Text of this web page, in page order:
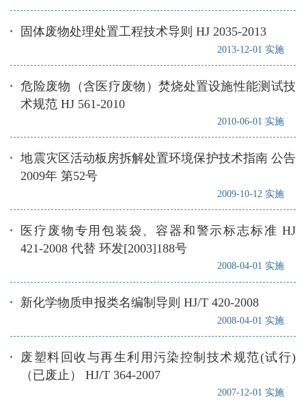
固体废物处理处置工程技术导则 HJ 2035-2013
2013-12-01 实施
危险废物（含医疗废物）焚烧处置设施性能测试技
术规范 HJ 561-2010
2010-06-01 实施
地震灾区活动板房拆解处置环境保护技术指南 公告
2009年 第52号
2009-10-12 实施
医疗废物专用包装袋、容器和警示标志标准 HJ
421-2008 代替 环发[2003]188号
2008-04-01 实施
新化学物质申报类名编制导则 HJ/T 420-2008
2008-04-01 实施
废塑料回收与再生利用污染控制技术规范(试行)
（已废止） HJ/T 364-2007
2007-12-01 实施